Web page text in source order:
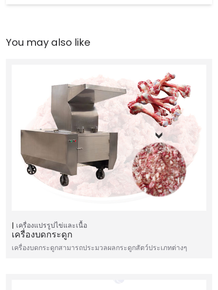
เครื่องแปรรูปไข่และเนื้อ
เครื่องบดกระดูก
เครื่องบดกระดูกสามารถประมวลผลกระดูกสัตว์ประเภทต่างๆ